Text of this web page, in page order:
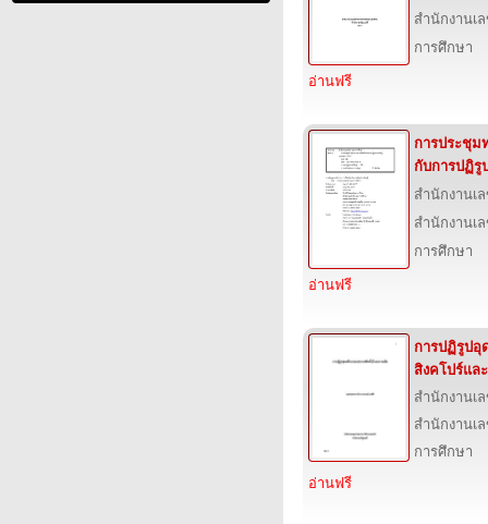
สำนักงานเ
การศึกษา
อ่านฟรี
การประชุม
กับการปฏิรู
สำนักงานเ
สำนักงานเ
การศึกษา
อ่านฟรี
การปฏิรูปอุ
สิงคโปร์แล
สำนักงานเ
สำนักงานเ
การศึกษา
อ่านฟรี